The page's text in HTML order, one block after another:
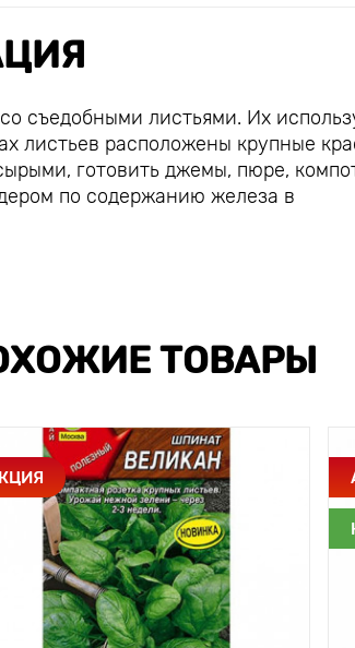
съедобными листьями. Их
листьев расположены крупные
готовить джемы, пюре,
по содержанию железа в
ТОВАРЫ